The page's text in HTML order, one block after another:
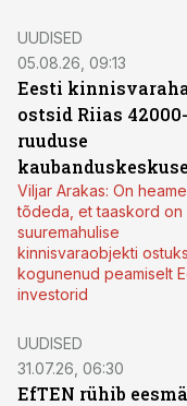
UUDISED
05.08.26, 09:13
Eesti
ostsid Riias 42000-
ruuduse
kaubanduskeskuse
Viljar Arakas: On
tõdeda, et taaskord on
suuremahulise
kinnisvaraobjekti ostuks
kogunenud peamiselt
investorid
UUDISED
31.07.26, 06:30
EfTEN rühib